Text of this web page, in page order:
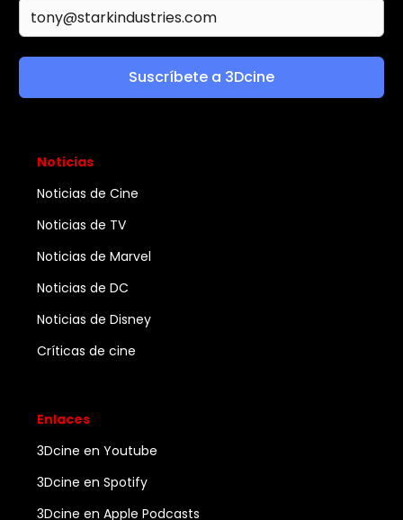
Suscríbete a 3Dcine
Noticias
Noticias de Cine
Noticias de TV
Noticias de Marvel
Noticias de DC
Noticias de Disney
Críticas de cine
Enlaces
3Dcine en Youtube
3Dcine en Spotify
3Dcine en Apple Podcasts